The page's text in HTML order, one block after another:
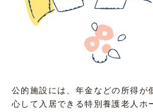
公的施設には、年金などの所得が
心して入居できる特別養護老人ホ